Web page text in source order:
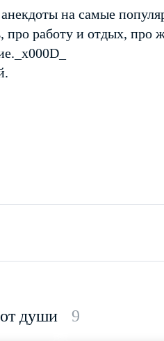
на самые
про работу и отдых, про
души 9